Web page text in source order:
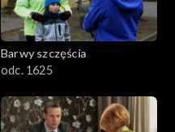
Barwy szczęścia
odc. 1625